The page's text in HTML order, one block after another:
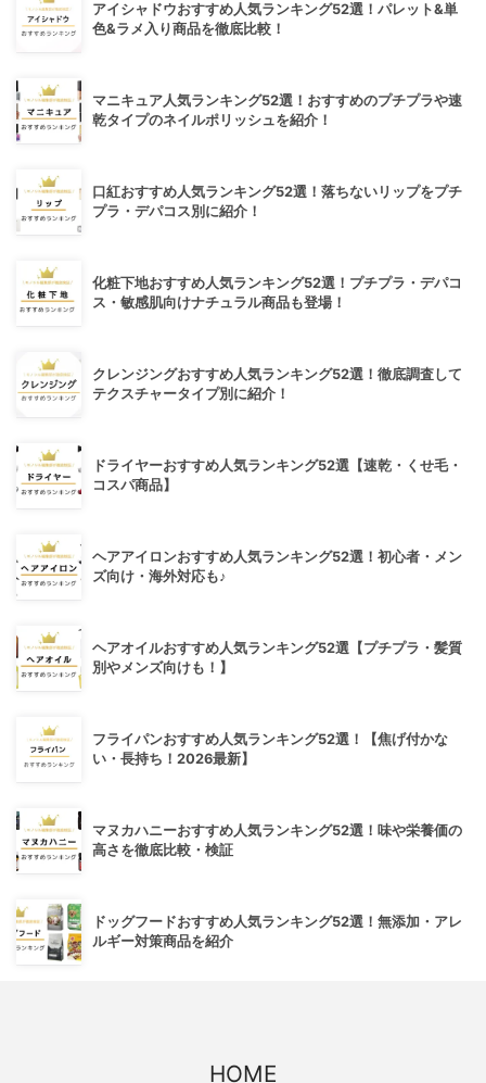
アイシャドウおすすめ人気ランキング52選！パレット&単
色&ラメ入り商品を徹底比較！
マニキュア人気ランキング52選！おすすめのプチプラや速
乾タイプのネイルポリッシュを紹介！
口紅おすすめ人気ランキング52選！落ちないリップをプチ
プラ・デパコス別に紹介！
化粧下地おすすめ人気ランキング52選！プチプラ・デパコ
ス・敏感肌向けナチュラル商品も登場！
クレンジングおすすめ人気ランキング52選！徹底調査して
テクスチャータイプ別に紹介！
ドライヤーおすすめ人気ランキング52選【速乾・くせ毛・
コスパ商品】
ヘアアイロンおすすめ人気ランキング52選！初心者・メン
ズ向け・海外対応も♪
ヘアオイルおすすめ人気ランキング52選【プチプラ・髪質
別やメンズ向けも！】
フライパンおすすめ人気ランキング52選！【焦げ付かな
い・長持ち！2026最新】
マヌカハニーおすすめ人気ランキング52選！味や栄養価の
高さを徹底比較・検証
ドッグフードおすすめ人気ランキング52選！無添加・アレ
ルギー対策商品を紹介
HOME